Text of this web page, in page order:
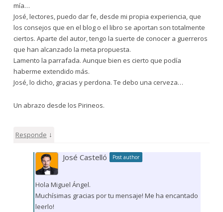
mía…
José, lectores, puedo dar fe, desde mi propia experiencia, que
los consejos que en el blog o el libro se aportan son totalmente
ciertos. Aparte del autor, tengo la suerte de conocer a guerreros
que han alcanzado la meta propuesta.
Lamento la parrafada. Aunque bien es cierto que podía
haberme extendido más.
José, lo dicho, gracias y perdona. Te debo una cerveza…
Un abrazo desde los Pirineos.
Responde ↓
José Castelló Post author
Hola Miguel Ángel.
Muchísimas gracias por tu mensaje! Me ha encantado
leerlo!